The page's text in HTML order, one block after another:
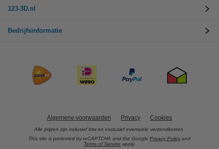
123-3D.nl
Bedrijfsinformatie
Algemene voorwaarden Privacy Cookies
Alle prijzen zijn inclusief btw en exclusief eventuele verzendkosten.
This site is protected by reCAPTCHA and the Google Privacy Policy and
Terms of Service apply.